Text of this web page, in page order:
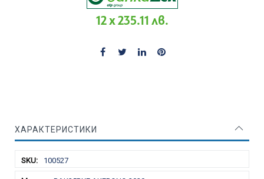
12 x 235.11 лв.
ХАРАКТЕРИСТИКИ
100527